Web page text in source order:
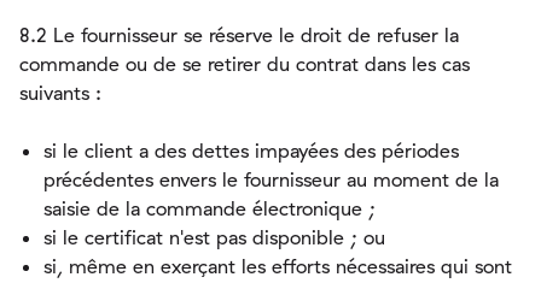
8.2 Le fournisseur se réserve le droit de refuser la
commande ou de se retirer du contrat dans les cas
suivants :
si le client a des dettes impayées des périodes
précédentes envers le fournisseur au moment de la
saisie de la commande électronique ;
si le certificat n'est pas disponible ; ou
si, même en exerçant les efforts nécessaires qui sont